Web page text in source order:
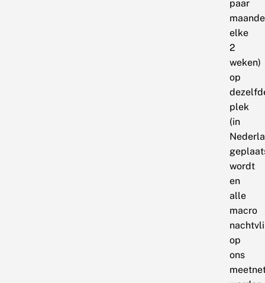
paar
elke
2
weken)
op
plek
(in
wordt
en
alle
macro
op
ons